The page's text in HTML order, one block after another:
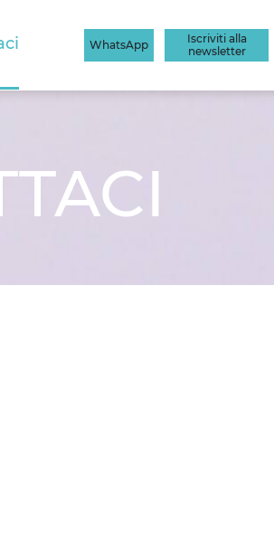
WhatsApp
Iscriviti alla
newsletter